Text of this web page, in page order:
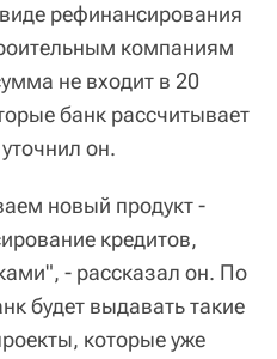
рефинансирования
компаниям
не входит в 20
банк рассчитывает
он.
новый продукт -
кредитов,
- рассказал он. По
будет выдавать такие
которые уже